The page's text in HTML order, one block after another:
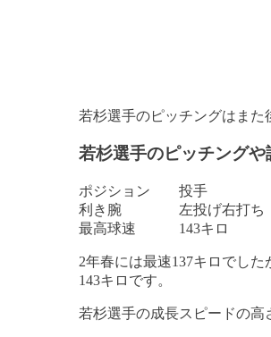
若杉選手のピッチングはまた
若杉選手のピッチングや
ポジション 投手
利き腕 左投げ右打ち
最高球速 143キロ
2年春には最速137キロでした
143キロです。
若杉選手の成長スピードの高